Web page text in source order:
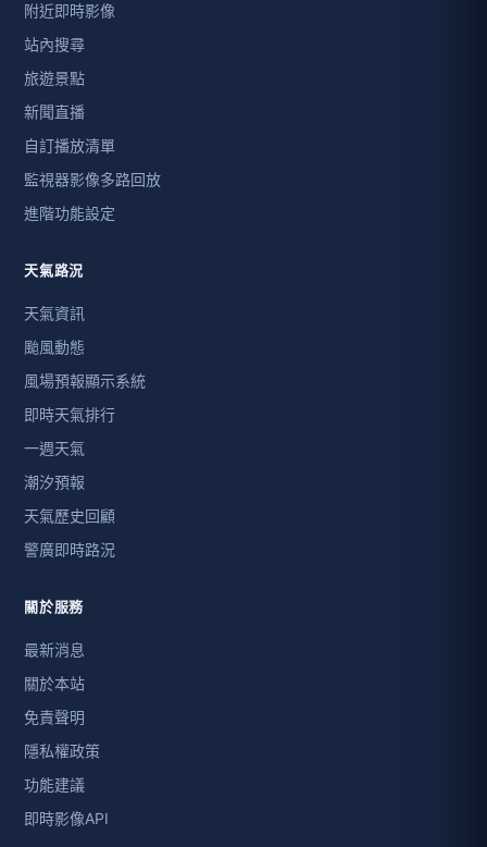
附近即時影像
站內搜尋
旅遊景點
新聞直播
自訂播放清單
監視器影像多路回放
進階功能設定
天氣路況
天氣資訊
颱風動態
風場預報顯示系統
即時天氣排行
一週天氣
潮汐預報
天氣歷史回顧
警廣即時路況
關於服務
最新消息
關於本站
免責聲明
隱私權政策
功能建議
即時影像API